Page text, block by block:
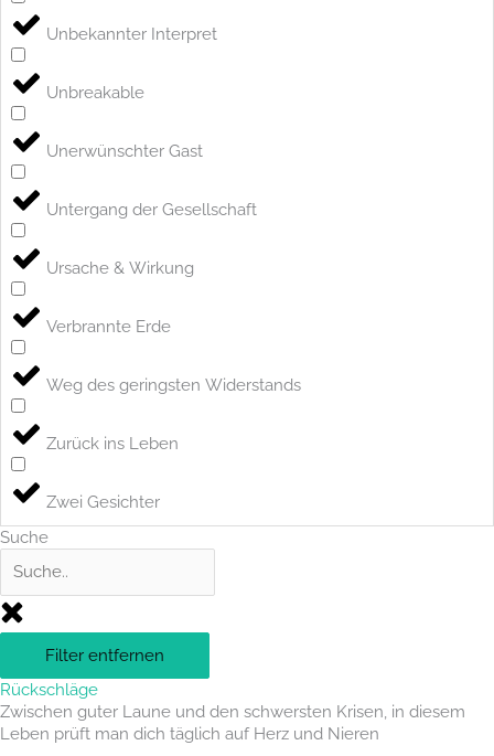
Unbekannter Interpret
Unbreakable
Unerwünschter Gast
Untergang der Gesellschaft
Ursache & Wirkung
Verbrannte Erde
Weg des geringsten Widerstands
Zurück ins Leben
Zwei Gesichter
Suche
Filter entfernen
Rückschläge
Zwischen guter Laune und den schwersten Krisen, in diesem
Leben prüft man dich täglich auf Herz und Nieren